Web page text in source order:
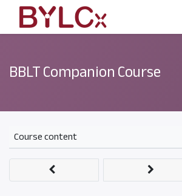
BBLT Companion Course
Course content